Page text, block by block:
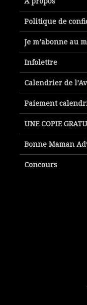
Politique de
Je m’abonne au
Infolettre
Calendrier de
Paiement
UNE COPIE
Bonne Maman
Concours